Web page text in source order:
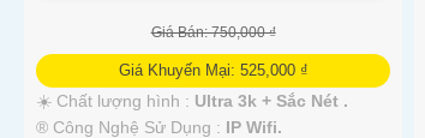
Giá Bán: 750,000 ₫
Giá Khuyến Mại: 525,000 ₫
☀️ Chất lượng hình : Ultra 3k + Sắc Nét .
®️ Công Nghệ Sử Dụng : IP Wifi.